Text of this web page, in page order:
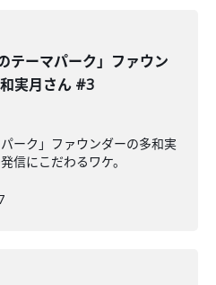
テーマパーク」ファウン
実月さん #3
ーク」ファウンダーの多和実
信にこだわるワケ。